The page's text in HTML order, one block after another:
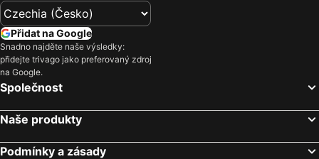
Hotely Korfu
Hotely Krkonoše
Hotely Jihočeský kraj
Hotely Rhodos
Hotely Kypr
Přidat na Google
Snadno najděte naše výsledky:
přidejte trivago jako preferovaný zdroj
na Google.
Společnost
Naše produkty
Podmínky a zásady